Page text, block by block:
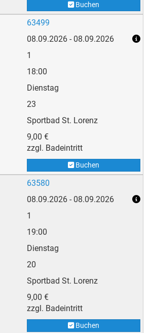
Buchen
63499
08.09.2026 - 08.09.2026
1
18:00
Dienstag
23
Sportbad St. Lorenz
9,00 €
zzgl. Badeintritt
Buchen
63580
08.09.2026 - 08.09.2026
1
19:00
Dienstag
20
Sportbad St. Lorenz
9,00 €
zzgl. Badeintritt
Buchen